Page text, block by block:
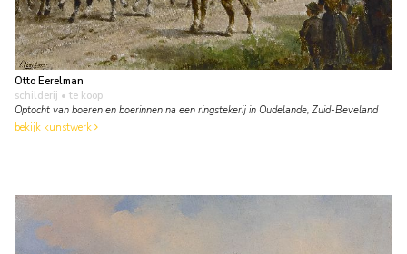
Otto Eerelman
schilderij • te koop
Optocht van boeren en boerinnen na een ringstekerij in Oudelande, Zuid-Beveland
bekijk kunstwerk